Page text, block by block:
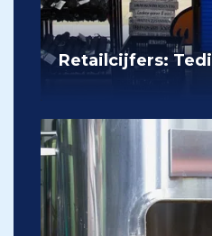
Retailcijfers: Tedi